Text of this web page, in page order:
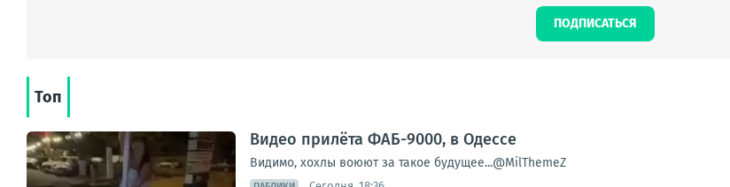
ПОДПИСАТЬСЯ
Топ
Видео прилёта ФАБ-9000, в Одессе
Видимо, хохлы воюют за такое будущее...@MilThemeZ